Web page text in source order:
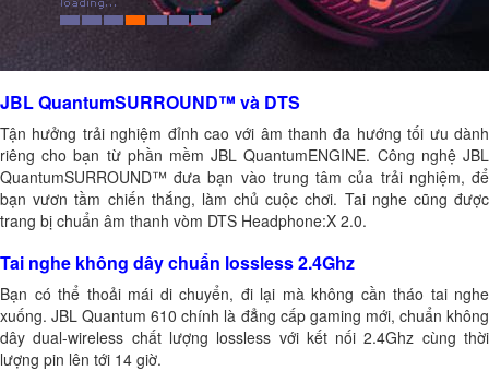
JBL QuantumSURROUND™ và DTS
Tận hưởng trải nghiệm đỉnh cao với âm thanh đa hướng tối ưu dành
riêng cho bạn từ phần mềm JBL QuantumENGINE. Công nghệ JBL
QuantumSURROUND™ đưa bạn vào trung tâm của trải nghiệm, để
bạn vươn tầm chiến thắng, làm chủ cuộc chơi. Tai nghe cũng được
trang bị chuẩn âm thanh vòm DTS Headphone:X 2.0.
Tai nghe không dây chuẩn lossless 2.4Ghz
Bạn có thể thoải mái di chuyển, đi lại mà không cần tháo tai nghe
xuống. JBL Quantum 610 chính là đẳng cấp gaming mới, chuẩn không
dây dual-wireless chất lượng lossless với kết nối 2.4Ghz cùng thời
lượng pin lên tới 14 giờ.